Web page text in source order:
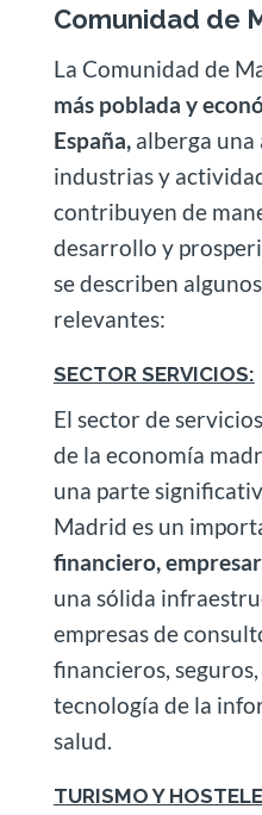
Comunidad de
La Comunidad de
más poblada y
España,alberga una
industrias y
contribuyen de
desarrollo y
se describen
relevantes:
SECTOR SERVICIOS:
El sector de
de la economía
una parte
Madrid es un
financiero,
una sólida
empresas de
financieros,
tecnología de la
salud.
TURISMO Y